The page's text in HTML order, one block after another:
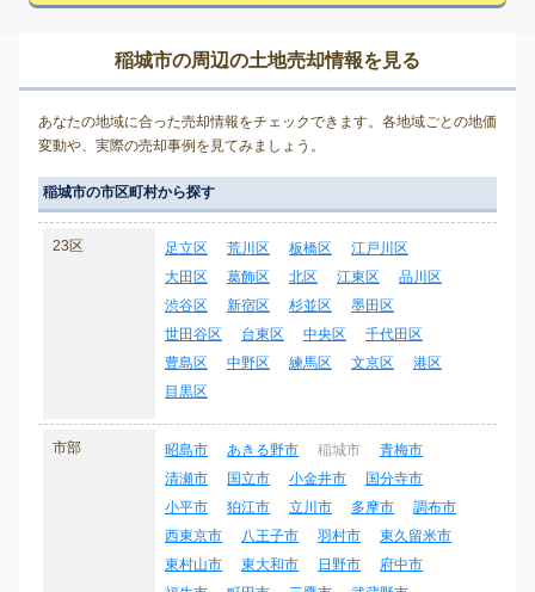
稲城市の周辺の土地売却情報を見る
あなたの地域に合った売却情報をチェックできます。各地域ごとの地価
変動や、実際の売却事例を見てみましょう。
稲城市の市区町村から探す
23区 足立区 荒川区 板橋区
江戸川区
大田区
葛飾区 北区 江東区
品川区
渋谷区
新宿区 杉並区
墨田区
世田谷区
台東区 中央区
千代田区
豊島区
中野区 練馬区 文京区
港区
目黒区
市部 昭島市 あきる野市 稲城市
青梅市
清瀬市
国立市 小金井市
国分寺市
小平市
狛江市 立川市 多摩市
調布市
西東京市
八王子市 羽村市
東久留米市
東村山市
東大和市 日野市
府中市